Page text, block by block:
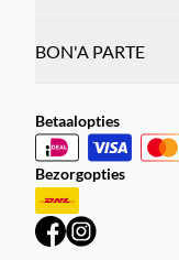
BON'A PARTE
Betaalopties
Bezorgopties